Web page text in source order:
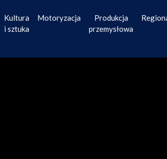
Kultura
i sztuka
Motoryzacja
Produkcja
przemysłowa